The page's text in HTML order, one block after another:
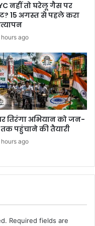
नहीं तो घरेलू गैस पर
15 अगस्त से पहले करा
hours ago
तिरंगा अभियान को जन-
पहुंचाने की तैयारी
hours ago
Required fields are